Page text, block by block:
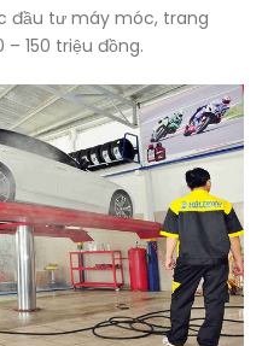
đầu tư máy móc, trang
150 triệu đồng.